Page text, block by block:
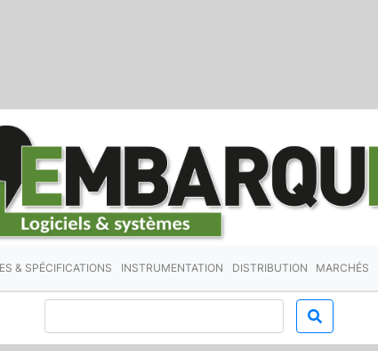
& SPÉCIFICATIONS INSTRUMENTATION DISTRIBUTION MARCHÉS